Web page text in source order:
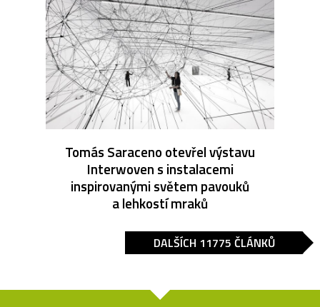
Tomás Saraceno otevřel výstavu
Interwoven s instalacemi
inspirovanými světem pavouků
a lehkostí mraků
DALŠÍCH 11775 ČLÁNKŮ